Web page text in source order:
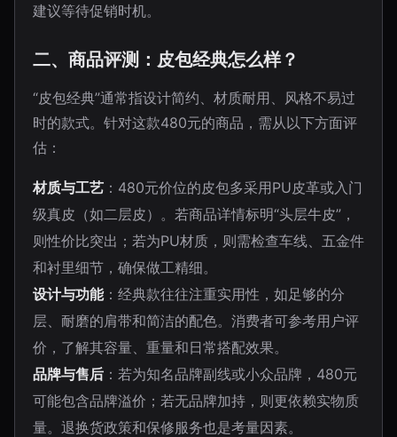
建议等待促销时机。
二、商品评测：皮包经典怎么样？
“皮包经典”通常指设计简约、材质耐用、风格不易过
时的款式。针对这款480元的商品，需从以下方面评
估：
材质与工艺 ：480元价位的皮包多采用PU皮革或入门
级真皮（如二层皮）。若商品详情标明“头层牛皮”，
则性价比突出；若为PU材质，则需检查车线、五金件
和衬里细节，确保做工精细。
设计与功能：经典款往往注重实用性，如足够的分
层、耐磨的肩带和简洁的配色。消费者可参考用户评
价，了解其容量、重量和日常搭配效果。
品牌与售后 ：若为知名品牌副线或小众品牌，480元
可能包含品牌溢价；若无品牌加持，则更依赖实物质
量。退换货政策和保修服务也是考量因素。